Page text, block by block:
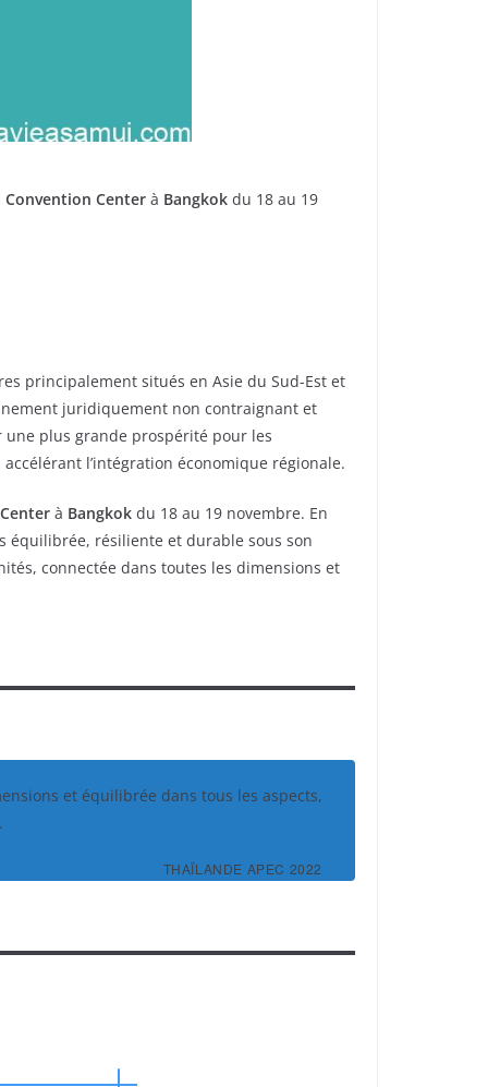
Center à Bangkok du 18 au 19
principalement situés en Asie du Sud-Est et
juridiquement non contraignant et
une plus grande prospérité pour les
l’intégration économique régionale.
à Bangkok du 18 au 19 novembre. En
équilibrée, résiliente et durable sous son
connectée dans toutes les dimensions et
et équilibrée dans tous les aspects,
THAÏLANDE APEC 2022